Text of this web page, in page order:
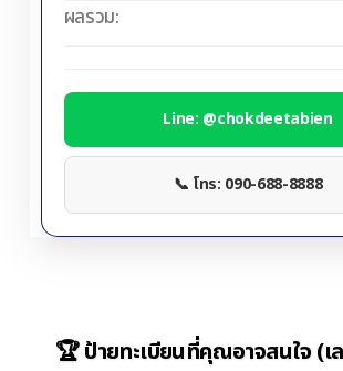
ผลรวม:
Line: @chokdeetabien
📞 โทร: 090-688-8888
🏆 ป้ายทะเบียนที่คุณอาจสนใจ (เ